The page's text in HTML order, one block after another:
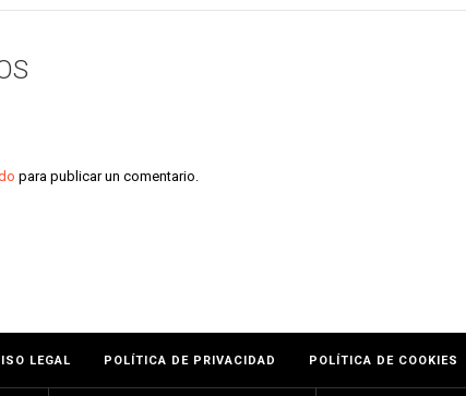
para publicar un comentario.
LEGAL POLÍTICA DE PRIVACIDAD POLÍTICA DE COOKIES